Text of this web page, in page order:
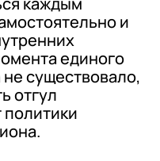
и
единого
существовало,
отгул